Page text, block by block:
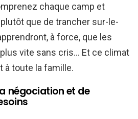
chaque camp et
plutôt que de trancher sur-le-
à force, que les
vite sans cris… Et ce climat
à toute la famille.
négociation et de